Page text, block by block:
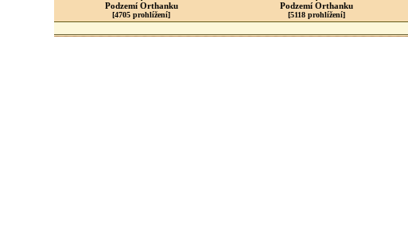
Podzemí Orthanku
[4705 prohlížení]
Podzemí Orthanku
[5118 prohlížení]